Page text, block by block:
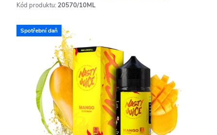
Kód produktu: 20570/10ML
Spotřební daň